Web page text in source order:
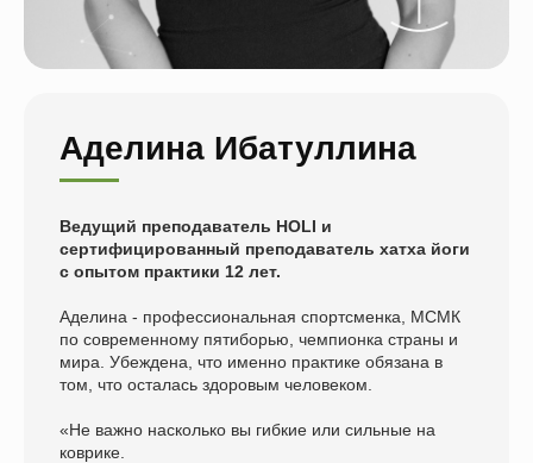
Аделина Ибатуллина
Ведущий преподаватель HOLI и
сертифицированный преподаватель хатха йоги
с опытом практики 12 лет.
Аделина - профессиональная спортсменка, МСМК
по современному пятиборью, чемпионка страны и
мира. Убеждена, что именно практике обязана в
том, что осталась здоровым человеком.
«Не важно насколько вы гибкие или сильные на
коврике.